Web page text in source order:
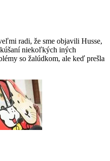
radi, že sme objavili Husse,
niekoľkých iných
so žalúdkom, ale keď prešla